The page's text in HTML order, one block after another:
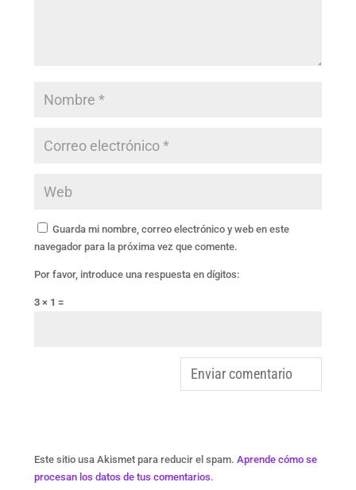
Guarda mi nombre, correo electrónico y web en este
navegador para la próxima vez que comente.
Por favor, introduce una respuesta en dígitos:
3 × 1 =
Este sitio usa Akismet para reducir el spam. Aprende cómo se
procesan los datos de tus comentarios.